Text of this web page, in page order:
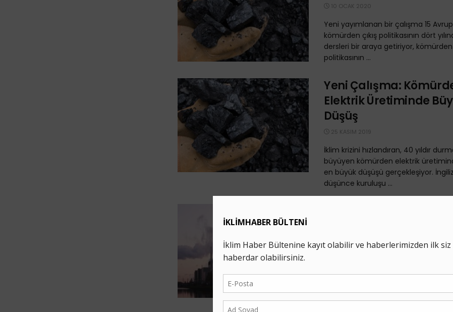
10 OCAK 2020
Yeni yayımlanan bir çalışma 15
kömürden çıkış politikasının dört
dersleri bir araya getiriyor, kömürden
politikasının ...
Yeni Çalışma:
Elektrik Üretiminde
Düşüş
25 KASIM 2019
İklim krizini hızlandıran, 40 yıldır
büyüyen kömürden elektrik
en büyük düşüşü gerçekleşiyor.
düşünce kuruluşu ...
Düşüyor
Sandbag tarafından yeni
Almanya’daki linyitle çalışan termik
marjının düştüğünü gösteriyor.